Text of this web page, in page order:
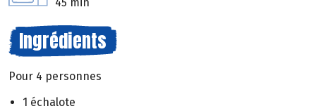
Ingrédients
Pour 4 personnes
1 échalote